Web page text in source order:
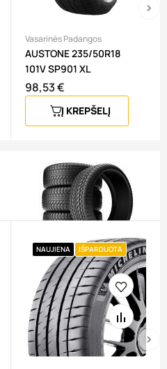
Vasarinės Padangos
AUSTONE 235/50R18
101V SP901 XL
Kaina
98,53 €
Į KREPŠELĮ
NAUJIENA IŠPARDUOTA